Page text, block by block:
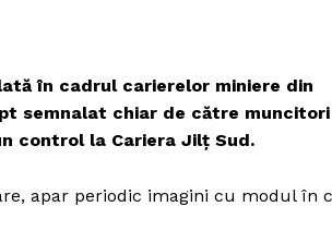
în cadrul carierelor miniere din
semnalat chiar de către
control la Cariera Jilț Sud.
apar periodic imagini cu modul în